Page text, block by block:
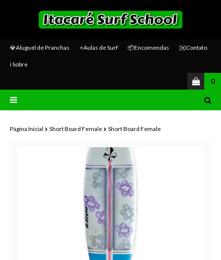
💎Aluguel de Pranchas ⭐Aulas de Surf 📦Encomendas ✉️Contato
ℹ️ Sobre
0
Página Inicial Short Board Female Short Board Female